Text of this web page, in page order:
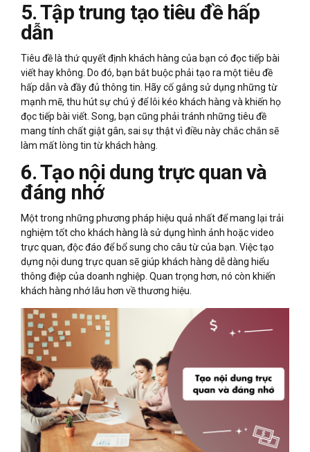
5. Tập trung tạo tiêu đề hấp
dẫn
Tiêu đề là thứ quyết định khách hàng của bạn có đọc tiếp bài
viết hay không. Do đó, bạn bắt buộc phải tạo ra một tiêu đề
hấp dẫn và đầy đủ thông tin. Hãy cố gắng sử dụng những từ
mạnh mẽ, thu hút sự chú ý để lôi kéo khách hàng và khiến họ
đọc tiếp bài viết. Song, bạn cũng phải tránh những tiêu đề
mang tính chất giật gân, sai sự thật vì điều này chắc chắn sẽ
làm mất lòng tin từ khách hàng.
6. Tạo nội dung trực quan và
đáng nhớ
Một trong những phương pháp hiệu quả nhất để mang lại trải
nghiệm tốt cho khách hàng là sử dụng hình ảnh hoặc video
trực quan, độc đáo để bổ sung cho câu từ của bạn. Việc tạo
dựng nội dung trực quan sẽ giúp khách hàng dễ dàng hiểu
thông điệp của doanh nghiệp. Quan trọng hơn, nó còn khiến
khách hàng nhớ lâu hơn về thương hiệu.